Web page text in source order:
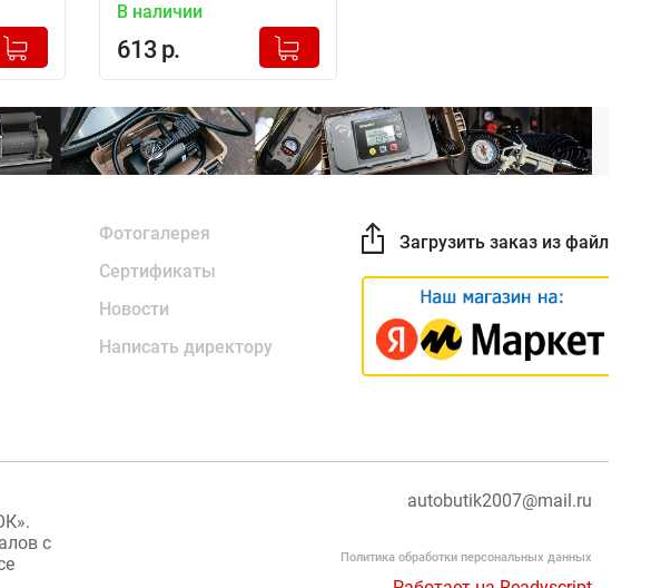
+
в корзину
В наличии
613 р.
+
Добавлено в корзину
Фотогалерея
Сертификаты
Новости
Написать директору
Загрузить заказ из файла
с
autobutik2007@mail.ru
Политика обработки персональных данных